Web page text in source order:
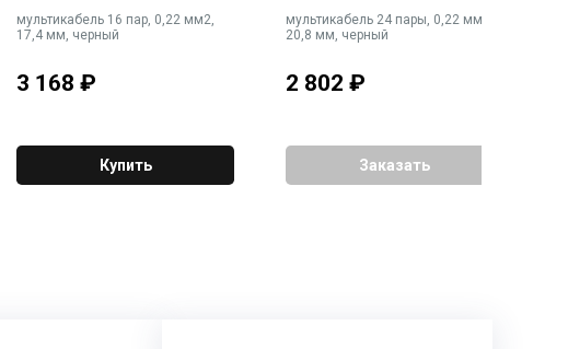
мультикабель 16 пар, 0,22 мм2,
17,4 мм, черный
3 168 ₽
Купить
мультикабель 24 пары, 0,22 мм2,
20,8 мм, черный
2 802 ₽
Заказать